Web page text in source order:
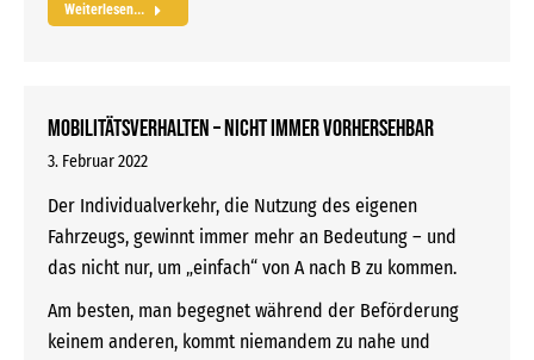
Weiterlesen...
Mobilitätsverhalten – nicht immer vorhersehbar
3. Februar 2022
Der Individualverkehr, die Nutzung des eigenen
Fahrzeugs, gewinnt immer mehr an Bedeutung – und
das nicht nur, um „einfach“ von A nach B zu kommen.
Am besten, man begegnet während der Beförderung
keinem anderen, kommt niemandem zu nahe und